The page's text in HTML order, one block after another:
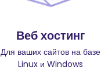
Веб хостинг
Для ваших сайтов на базе
Linux и Windows